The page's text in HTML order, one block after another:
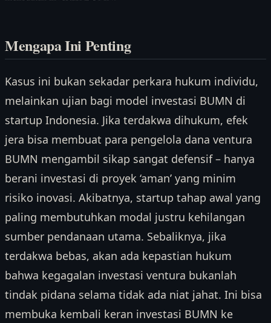
Mengapa Ini Penting
Kasus ini bukan sekadar perkara hukum individu,
melainkan ujian bagi model investasi BUMN di
startup Indonesia. Jika terdakwa dihukum, efek
jera bisa membuat para pengelola dana ventura
BUMN mengambil sikap sangat defensif – hanya
berani investasi di proyek ‘aman’ yang minim
risiko inovasi. Akibatnya, startup tahap awal yang
paling membutuhkan modal justru kehilangan
sumber pendanaan utama. Sebaliknya, jika
terdakwa bebas, akan ada kepastian hukum
bahwa kegagalan investasi ventura bukanlah
tindak pidana selama tidak ada niat jahat. Ini bisa
membuka kembali keran investasi BUMN ke